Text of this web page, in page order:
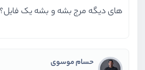
های دیگه مرج بشه و بشه یک فایل؟
حسام موسوی